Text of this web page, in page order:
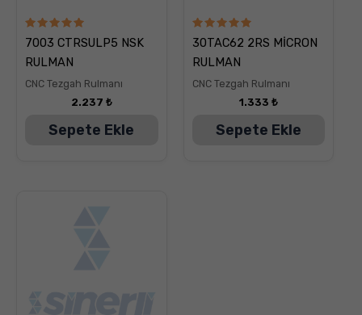
5
üzerinden
5.00
oy aldı
7003 CTRSULP5 NSK
RULMAN
CNC Tezgah Rulmanı
2.237 ₺
Sepete Ekle
5
üzerinden
5.00
oy aldı
30TAC62 2RS MİCRON
RULMAN
CNC Tezgah Rulmanı
1.333 ₺
Sepete Ekle